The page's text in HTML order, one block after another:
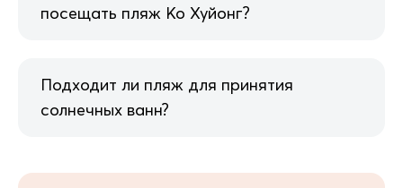
посещать пляж Ко Хуйонг?
Подходит ли пляж для принятия
солнечных ванн?